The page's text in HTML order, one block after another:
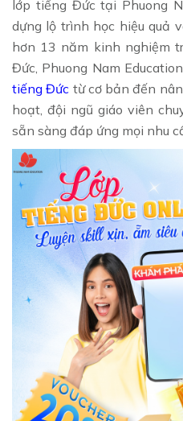
lớp tiếng Đức tại Phuong
dựng lộ trình học hiệu quả
hơn 13 năm kinh nghiệm
Đức, Phuong Nam
tiếng Đức từ cơ bản đến
hoạt, đội ngũ giáo viên
sẵn sàng đáp ứng mọi nhu